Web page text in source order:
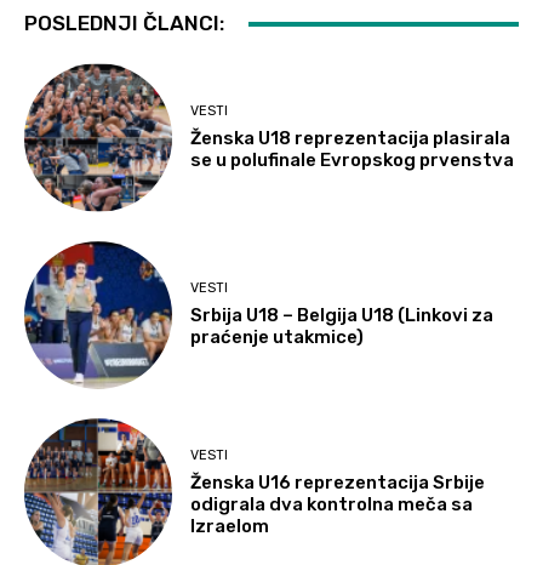
POSLEDNJI ČLANCI:
VESTI
Ženska U18 reprezentacija plasirala
se u polufinale Evropskog prvenstva
VESTI
Srbija U18 – Belgija U18 (Linkovi za
praćenje utakmice)
VESTI
Ženska U16 reprezentacija Srbije
odigrala dva kontrolna meča sa
Izraelom